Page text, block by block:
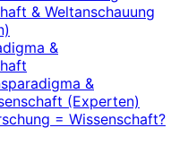
& Weltanschauung
&
&
(Experten)
= Wissenschaft?